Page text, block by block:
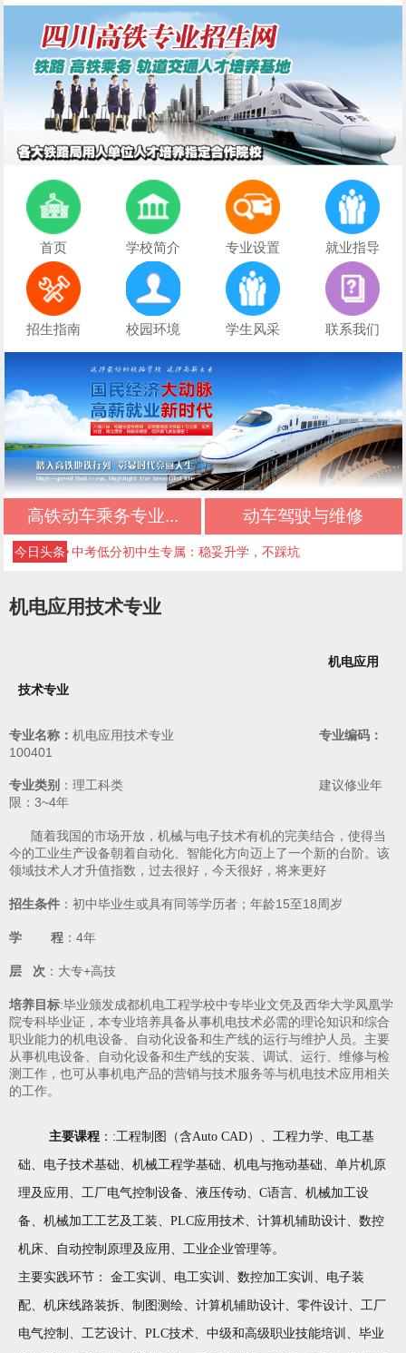
首页 学校简介 专业设置 就业指导
招生指南 校园环境 学生风采 联系我们
高铁动车乘务专业... 动车驾驶与维修
今日头条
初中生择校必看：正规文凭+优质管理+升学保障
初中三年落幕，新的升学旅程从此开启
不想读普高、不想打工？初中生的第三条出路
中考低分初中生专属：稳妥升学，不踩坑
成都好的公办技校四川五月花技师学院推荐｜高
路运输专业
成都好的公办技校四川五月花技师学院推荐｜铁
机电应用技术专业
机电应用
技术专业
专业名称： 机电应用技术专业 专业编码：
100401
专业类别 ：理工科类 建议修业年
限：3~4年
随着我国的市场开放，机械与电子技术有机的完美结合，使得当
今的工业生产设备朝着自动化、智能化方向迈上了一个新的台阶。该
领域技术人才升值指数，过去很好，今天很好，将来更好
招生条件 ：初中毕业生或具有同等学历者；年龄15至18周岁
学 程 ：4年
层 次 ：大专+高技
培养目标:毕业颁发成都机电工程学校中专毕业文凭及西华大学凤凰学
院专科毕业证，本专业培养具备从事机电技术必需的理论知识和综合
职业能力的机电设备、自动化设备和生产线的运行与维护人员。主要
从事机电设备、自动化设备和生产线的安装、调试、运行、维修与检
测工作，也可从事机电产品的营销与技术服务等与机电技术应用相关
的工作。
主要课程 ：:工程制图（含Auto CAD）、工程力学、电工基
础、电子技术基础、机械工程学基础、机电与拖动基础、单片机原
理及应用、工厂电气控制设备、液压传动、C语言、机械加工设
备、机械加工工艺及工装、PLC应用技术、计算机辅助设计、数控
机床、自动控制原理及应用、工业企业管理等。
主要实践环节： 金工实训、电工实训、数控加工实训、电子装
配、机床线路装拆、制图测绘、计算机辅助设计、零件设计、工厂
电气控制、工艺设计、PLC技术、中级和高级职业技能培训、毕业